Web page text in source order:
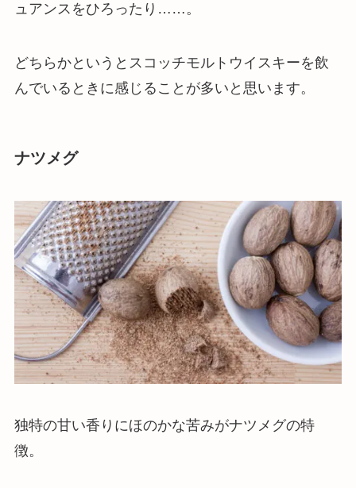
ュアンスをひろったり……。
どちらかというとスコッチモルトウイスキーを飲
んでいるときに感じることが多いと思います。
ナツメグ
独特の甘い香りにほのかな苦みがナツメグの特
徴。